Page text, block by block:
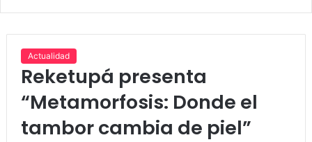
Actualidad
Reketupá presenta
“Metamorfosis: Donde el
tambor cambia de piel”